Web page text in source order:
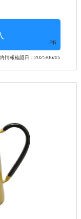
PR
情報確認日：2025/06/05